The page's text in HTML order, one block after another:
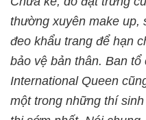
thường xuyên make up,
đeo khẩu trang để hạn
bảo vệ bản thân. Ban
International Queen
một trong những thí